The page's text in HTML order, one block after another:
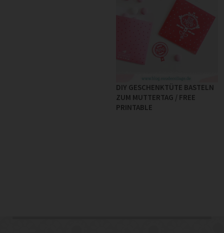
DIY GESCHENKTÜTE BASTELN
ZUM MUTTERTAG / FREE
PRINTABLE